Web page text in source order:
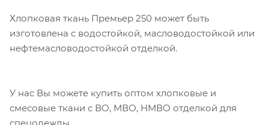
Хлопковая ткань Премьер 250 может быть
изготовлена с водостойкой, масловодостойкой или
нефтемасловодостойкой отделкой.
У нас Вы можете купить оптом хлопковые и
смесовые ткани с ВО, МВО, НМВО отделкой для